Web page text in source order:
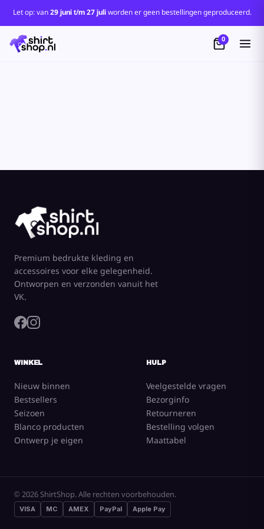
Let op: van29 juni t/m 27 juliworden er geen bestellingen geproduceerd.
0
Premium bedrukte kleding en
accessoires voor elke gelegenheid.
Ontworpen en verzonden vanuit het
VK.
WINKEL
Nieuw binnen
Bestsellers
Seizoen
Blanco producten
Ontwerp je eigen
HULP
Veelgestelde vragen
Bezorginfo
Retourneren
Bestelling volgen
Maattabel
© 2026 ShirtShop. Alle rechten voorbehouden.
VISA MC AMEX PayPal Apple Pay